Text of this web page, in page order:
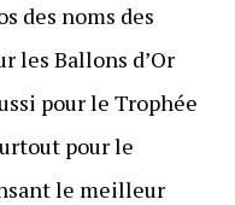
des noms des
les Ballons d’Or
pour le Trophée
pour le
le meilleur